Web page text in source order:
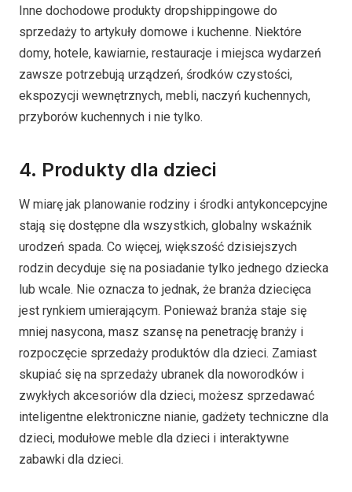
Inne dochodowe produkty dropshippingowe do
sprzedaży to artykuły domowe i kuchenne. Niektóre
domy, hotele, kawiarnie, restauracje i miejsca wydarzeń
zawsze potrzebują urządzeń, środków czystości,
ekspozycji wewnętrznych, mebli, naczyń kuchennych,
przyborów kuchennych i nie tylko.
4. Produkty dla dzieci
W miarę jak planowanie rodziny i środki antykoncepcyjne
stają się dostępne dla wszystkich, globalny wskaźnik
urodzeń spada. Co więcej, większość dzisiejszych
rodzin decyduje się na posiadanie tylko jednego dziecka
lub wcale. Nie oznacza to jednak, że branża dziecięca
jest rynkiem umierającym. Ponieważ branża staje się
mniej nasycona, masz szansę na penetrację branży i
rozpoczęcie sprzedaży produktów dla dzieci. Zamiast
skupiać się na sprzedaży ubranek dla noworodków i
zwykłych akcesoriów dla dzieci, możesz sprzedawać
inteligentne elektroniczne nianie, gadżety techniczne dla
dzieci, modułowe meble dla dzieci i interaktywne
zabawki dla dzieci.